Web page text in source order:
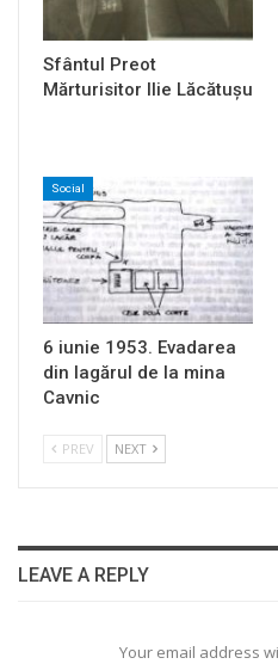
Sfântul Preot
Mărturisitor Ilie Lăcătușu
Social
6 iunie 1953. Evadarea
din lagărul de la mina
Cavnic
PREV NEXT
LEAVE A REPLY
Your email address